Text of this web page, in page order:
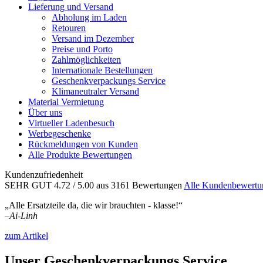
Lieferung und Versand
Abholung im Laden
Retouren
Versand im Dezember
Preise und Porto
Zahlmöglichkeiten
Internationale Bestellungen
Geschenkverpackungs Service
Klimaneutraler Versand
Material Vermietung
Über uns
Virtueller Ladenbesuch
Werbegeschenke
Rückmeldungen von Kunden
Alle Produkte Bewertungen
Kundenzufriedenheit
SEHR GUT 4.72 / 5.00 aus 3161 Bewertungen Alle
„Alle Ersatzteile da, die wir brauchten - klasse!“
–Ai-Linh
zum Artikel